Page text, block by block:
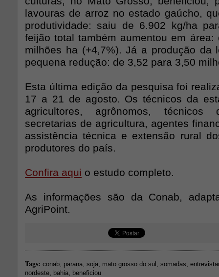
lavouras de arroz no estado gaúcho,
produtividade: saiu de 6.902 kg/ha
feijão total também aumentou em área:
milhões ha (+4,7%). Já a produção da
pequena redução: de 3,52 para 3,50
Esta última edição da pesquisa foi
17 a 21 de agosto. Os técnicos da
agricultores, agrônomos, técnicos
secretarias de agricultura, agentes
assistência técnica e extensão rural
produtores do país.
Confira aqui o estudo completo.
As informações são da Conab,
AgriPoint.
Tags: conab parana soja mato grosso do sul somadas
nordeste
bahia beneficiou